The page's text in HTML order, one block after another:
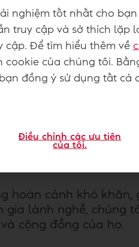
Bakery School
và
niên, đặc biệt là
khả năng tiếp cận
kỹ năng cần
tôi, trong khi
Kỳ và Lebanon vào
liên tục thành lập các
hoàn cảnh khó
lành nghề, chúng
cộng đồng của họ.
nghiệm tốt nhất cho bạn
truy cập và sở thích lặp
Để tìm hiểu thêm về
cookie của chúng tôi.
đồng ý sử dụng tất cả
Điều chỉnh các ưu tiên
của tôi.